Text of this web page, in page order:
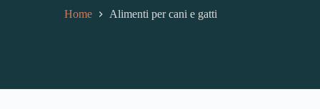
Home Alimenti per cani e gatti